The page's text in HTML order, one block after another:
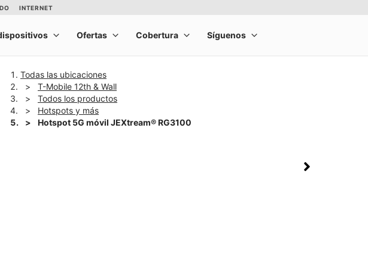
Todas las ubicaciones
T-Mobile 12th & Wall
Todos los productos
Hotspots y más
Hotspot 5G móvil JEXtream® RG3100
This carousel shows one large product image at a time. Use the Previous and Next buttons